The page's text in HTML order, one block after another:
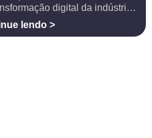
digital da indústria
mais pela integração entre
lendo >